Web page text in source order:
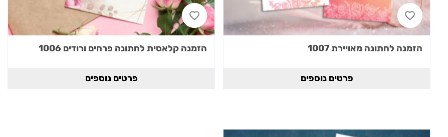
הזמנה לחתונה מאויירת 1007
פרטים נוספים
הזמנה קלאסית לחתונה פרחים ורודים 1006
פרטים נוספים